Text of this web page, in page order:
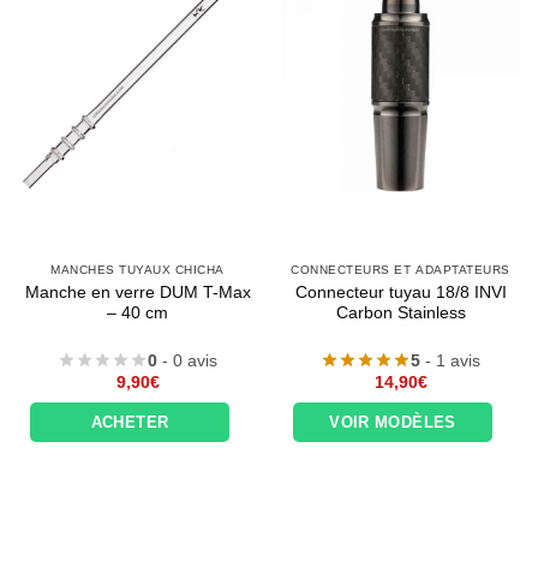
MANCHES TUYAUX CHICHA
Manche en verre DUM T-Max
– 40 cm
0 - 0 avis
9,90€
ACHETER
CONNECTEURS ET ADAPTATEURS
Connecteur tuyau 18/8 INVI
Carbon Stainless
5 - 1 avis
14,90€
VOIR MODÈLES